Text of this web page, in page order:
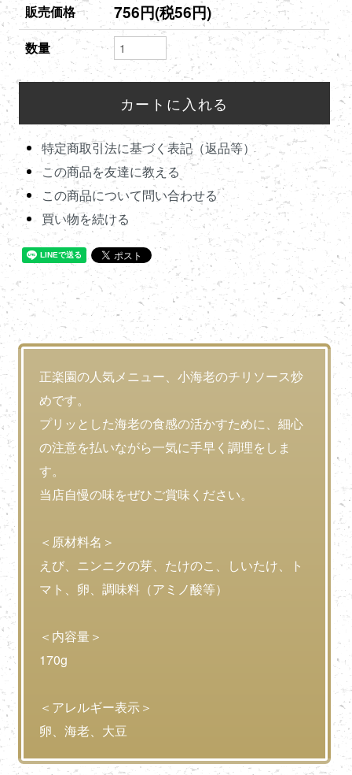
販売価格 756円(税56円)
数量
特定商取引法に基づく表記（返品等）
この商品を友達に教える
この商品について問い合わせる
買い物を続ける
正楽園の人気メニュー、小海老のチリソース炒
めです。
プリッとした海老の食感の活かすために、細心
の注意を払いながら一気に手早く調理をしま
す。
当店自慢の味をぜひご賞味ください。
＜原材料名＞
えび、ニンニクの芽、たけのこ、しいたけ、ト
マト、卵、調味料（アミノ酸等）
＜内容量＞
170g
＜アレルギー表示＞
卵、海老、大豆